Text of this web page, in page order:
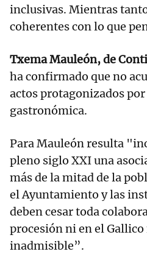
inclusivas. Mientras
coherentes con lo que
Txema Mauleón, de
ha confirmado que no
actos protagonizados
gastronómica.
Para Mauleón resulta
pleno siglo XXI una
más de la mitad de la
el Ayuntamiento y las
deben cesar toda
procesión ni en el Gallico
inadmisible”.